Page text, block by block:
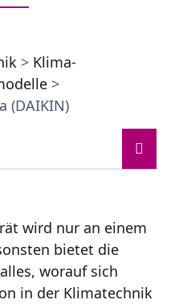
> Klima-
>
(DAIKIN)
wird nur an einem
bietet die
worauf sich
in der Klimatechnik